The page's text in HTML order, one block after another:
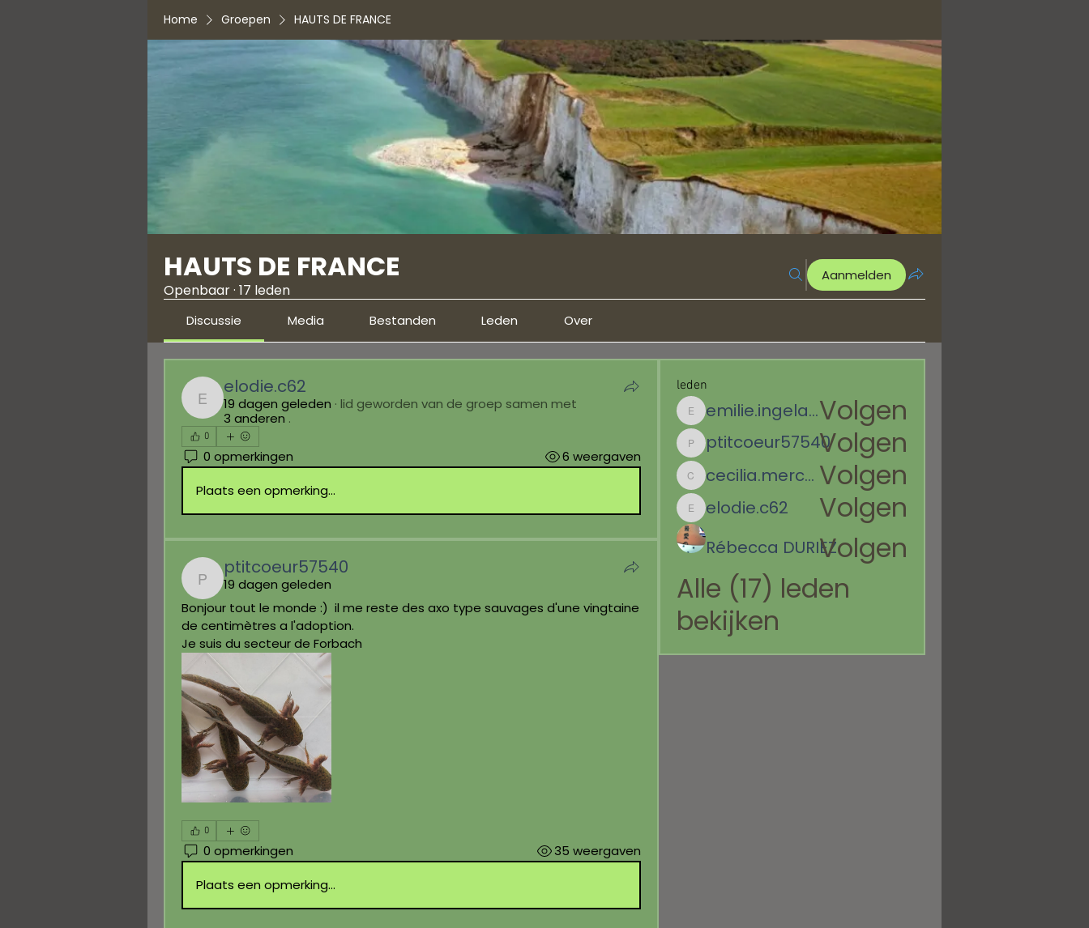
Home Groepen HAUTS DE FRANCE
HAUTS DE FRANCE
Openbaar· 17 leden
Aanmelden
Discussie Media Bestanden Leden Over
elodie.c62
elodie.c62
19 dagen geleden · lid geworden van de groep samen met
3 anderen .
0
0 opmerkingen
6 weergaven
Plaats een opmerking...
ptitcoeur57540
ptitcoeur57540
19 dagen geleden
Bonjour tout le monde :)  il me reste des axo type sauvages d'une vingtaine
de centimètres a l'adoption.
Je suis du secteur de Forbach
0
0 opmerkingen
35 weergaven
Plaats een opmerking...
leden
emilie.ingelaere emilie.ingelaereVolgen
ptitcoeur57540
ptitcoeur57540Volgen
cecilia.mercet cecilia.mercet Volgen
elodie.c62
elodie.c62 Volgen
Rébecca DURIEZVolgen
Alle (17) leden
bekijken